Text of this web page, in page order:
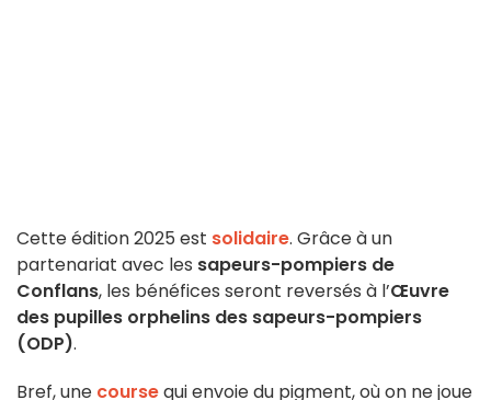
Cette édition 2025 est solidaire. Grâce à un
partenariat avec les sapeurs-pompiers de
Conflans, les bénéfices seront reversés à l’Œuvre
des pupilles orphelins des sapeurs-pompiers
(ODP).
Bref, une coursequi envoie du pigment, où on ne joue